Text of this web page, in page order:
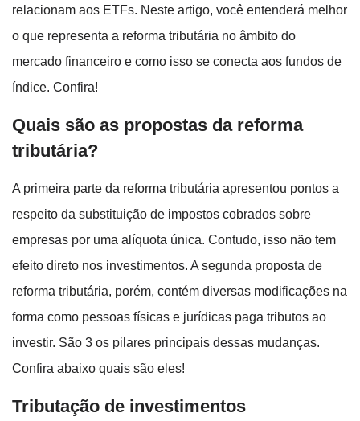
relacionam aos ETFs. Neste artigo, você entenderá melhor
o que representa a reforma tributária no âmbito do
mercado financeiro e como isso se conecta aos fundos de
índice. Confira!
Quais são as propostas da reforma
tributária?
A primeira parte da reforma tributária apresentou pontos a
respeito da substituição de impostos cobrados sobre
empresas por uma alíquota única. Contudo, isso não tem
efeito direto nos investimentos. A segunda proposta de
reforma tributária, porém, contém diversas modificações na
forma como pessoas físicas e jurídicas paga tributos ao
investir. São 3 os pilares principais dessas mudanças.
Confira abaixo quais são eles!
Tributação de investimentos